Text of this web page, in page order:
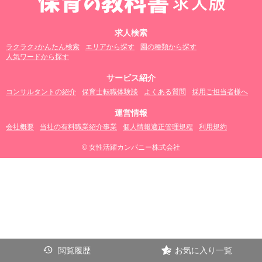
求人検索
ラクラク♪かんたん検索 エリアから探す
園の種類から探す
人気ワードから探す
サービス紹介
コンサルタントの紹介 保育士転職体験談 よくある質問 採用ご担当者様へ
運営情報
会社概要 当社の有料職業紹介事業 個人情報適正管理規程 利用規約
© 女性活躍カンパニー株式会社
閲覧履歴 お気に入り一覧